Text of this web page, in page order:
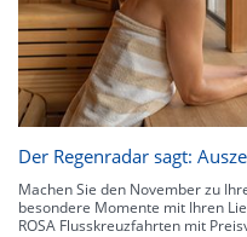
Der Regenradar sagt:
Machen Sie den November zu
besondere Momente mit Ihren
ROSA Flusskreuzfahrten mit